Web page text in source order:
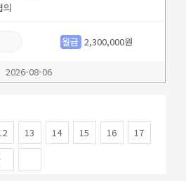
월급 2,300,000원
2026-08-06
13 14 15 16 17